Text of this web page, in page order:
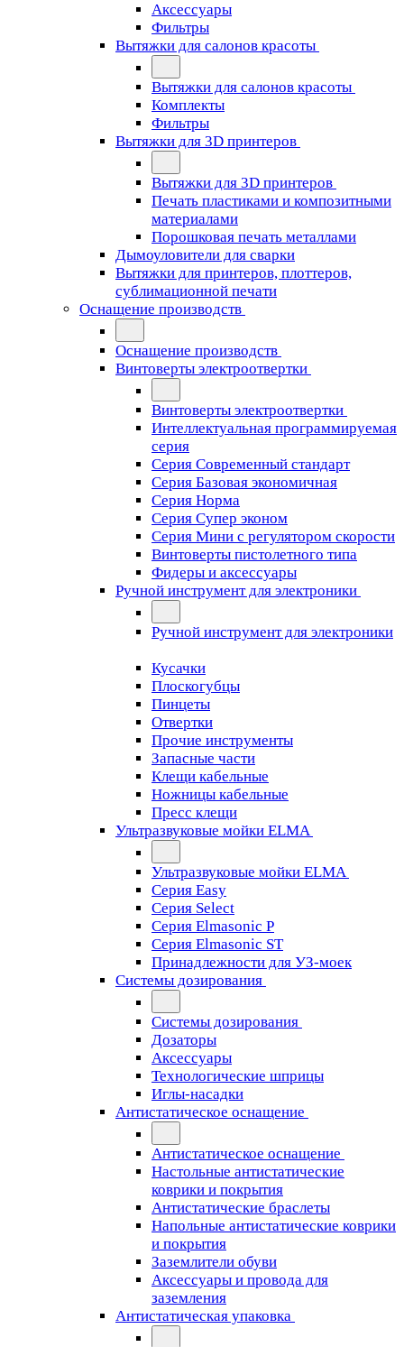
Аксессуары
Фильтры
Вытяжки для салонов красоты
Вытяжки для салонов красоты
Комплекты
Фильтры
Вытяжки для 3D принтеров
Вытяжки для 3D принтеров
Печать пластиками и композитными
материалами
Порошковая печать металлами
Дымоуловители для сварки
Вытяжки для принтеров, плоттеров,
сублимационной печати
Оснащение производств
Оснащение производств
Винтоверты электроотвертки
Винтоверты электроотвертки
Интеллектуальная программируемая
серия
Серия Современный стандарт
Серия Базовая экономичная
Серия Норма
Серия Cупер эконом
Серия Мини с регулятором скорости
Винтоверты пистолетного типа
Фидеры и аксессуары
Ручной инструмент для электроники
Ручной инструмент для электроники
Кусачки
Плоскогубцы
Пинцеты
Отвертки
Прочие инструменты
Запасные части
Клещи кабельные
Ножницы кабельные
Пресс клещи
Ультразвуковые мойки ELMA
Ультразвуковые мойки ELMA
Серия Easy
Серия Select
Серия Elmasonic P
Серия Elmasonic ST
Принадлежности для УЗ-моек
Системы дозирования
Системы дозирования
Дозаторы
Аксессуары
Технологические шприцы
Иглы-насадки
Антистатическое оснащение
Антистатическое оснащение
Настольные антистатические
коврики и покрытия
Антистатические браслеты
Напольные антистатические коврики
и покрытия
Заземлители обуви
Аксессуары и провода для
заземления
Антистатическая упаковка